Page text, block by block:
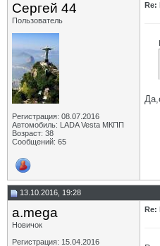
Сергей 44
Пользователь
Регистрация: 08.07.2016
Автомобиль: LADA Vesta МКПП
Возраст: 38
Сообщений: 65
Re:
13.10.2016, 19:28
a.mega
Новичок
Регистрация: 15.04.2016
Re: